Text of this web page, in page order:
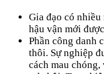
Gia đạo có
hậu vận mới
Phần công danh
thôi. Sự nghiệp
cách mau